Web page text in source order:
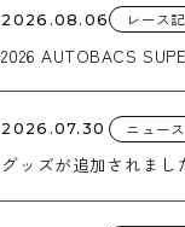
2026.08.06 レース
2026 AUTOBACS
2026.07.30 ニュース
グッズが追加されまし